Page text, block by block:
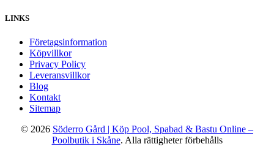
LINKS
Företagsinformation
Köpvillkor
Privacy Policy
Leveransvillkor
Blog
Kontakt
Sitemap
© 2026 Söderro Gård | Köp Pool, Spabad & Bastu Online –
Poolbutik i Skåne. Alla rättigheter förbehålls